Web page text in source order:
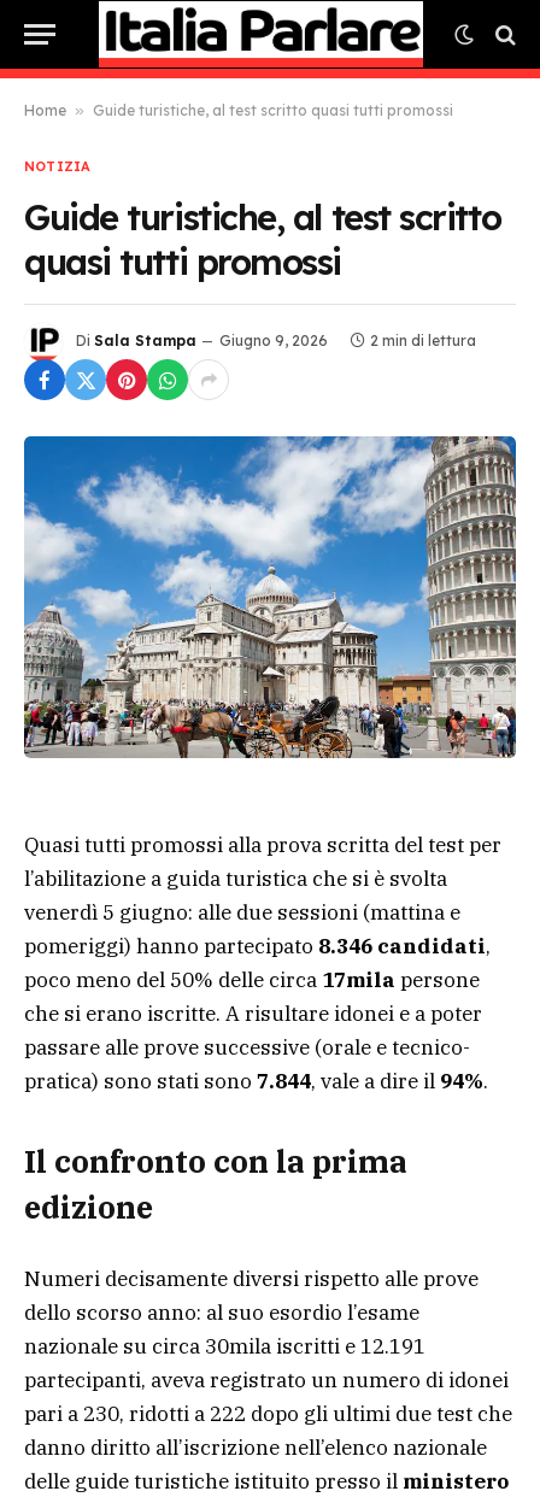
Home » Guide turistiche, al test scritto quasi tutti promossi
NOTIZIA
Guide turistiche, al test scritto
quasi tutti promossi
Di Sala Stampa Giugno 9, 2026 2 min di lettura
Quasi tutti promossi alla prova scritta del test per
l’abilitazione a guida turistica che si è svolta
venerdì 5 giugno: alle due sessioni (mattina e
pomeriggi) hanno partecipato 8.346 candidati,
poco meno del 50% delle circa 17mila persone
che si erano iscritte. A risultare idonei e a poter
passare alle prove successive (orale e tecnico-
pratica) sono stati sono 7.844, vale a dire il 94%.
Il confronto con la prima
edizione
Numeri decisamente diversi rispetto alle prove
dello scorso anno: al suo esordio l’esame
nazionale su circa 30mila iscritti e 12.191
partecipanti, aveva registrato un numero di idonei
pari a 230, ridotti a 222 dopo gli ultimi due test che
danno diritto all’iscrizione nell’elenco nazionale
delle guide turistiche istituito presso il ministero